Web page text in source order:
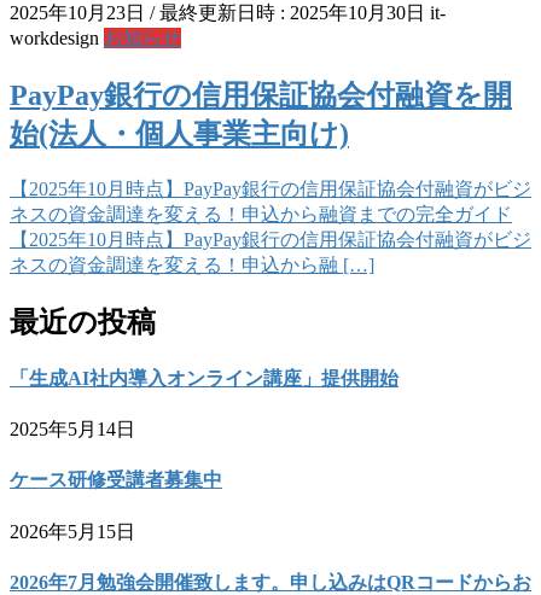
2025年10月23日 / 最終更新日時 : 2025年10月30日 it-
workdesign お知らせ
PayPay銀行の信用保証協会付融資を開
始(法人・個人事業主向け)
【2025年10月時点】PayPay銀行の信用保証協会付融資がビジ
ネスの資金調達を変える！申込から融資までの完全ガイド
【2025年10月時点】PayPay銀行の信用保証協会付融資がビジ
ネスの資金調達を変える！申込から融 […]
最近の投稿
「生成AI社内導入オンライン講座」提供開始
2025年5月14日
ケース研修受講者募集中
2026年5月15日
2026年7月勉強会開催致します。申し込みはQRコードからお